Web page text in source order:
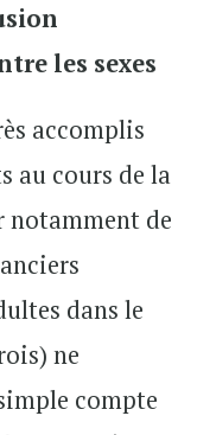
les sexes
accomplis
au cours de la
notamment de
dans le
ne
compte